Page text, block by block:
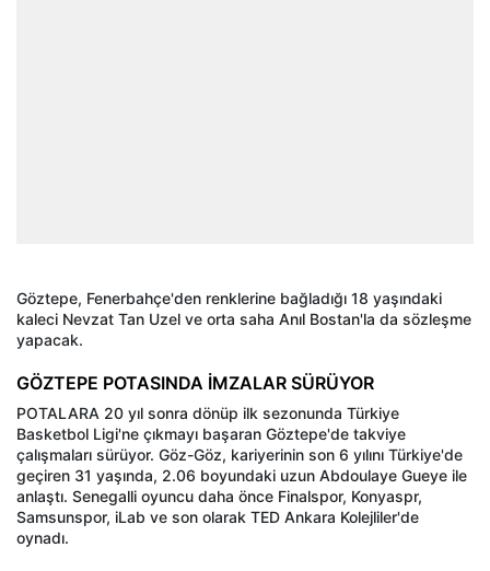
Göztepe, Fenerbahçe'den renklerine bağladığı 18 yaşındaki
kaleci Nevzat Tan Uzel ve orta saha Anıl Bostan'la da sözleşme
yapacak.
GÖZTEPE POTASINDA İMZALAR SÜRÜYOR
POTALARA 20 yıl sonra dönüp ilk sezonunda Türkiye
Basketbol Ligi'ne çıkmayı başaran Göztepe'de takviye
çalışmaları sürüyor. Göz-Göz, kariyerinin son 6 yılını Türkiye'de
geçiren 31 yaşında, 2.06 boyundaki uzun Abdoulaye Gueye ile
anlaştı. Senegalli oyuncu daha önce Finalspor, Konyaspr,
Samsunspor, iLab ve son olarak TED Ankara Kolejliler'de
oynadı.